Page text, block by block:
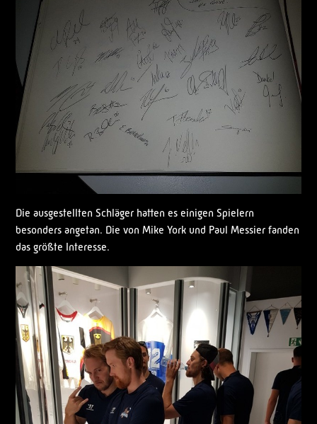
Die ausgestellten Schläger hatten es einigen Spielern
besonders angetan. Die von Mike York und Paul Messier fanden
das größte Interesse.